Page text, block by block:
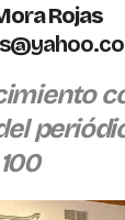
Rojas